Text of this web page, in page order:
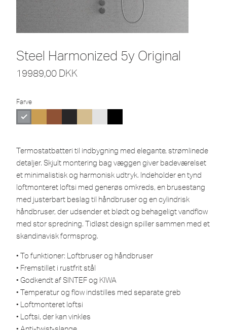
Steel Harmonized 5y Original
19989,00 DKK
Farve
Termostatbatteri til indbygning med elegante, strømlinede
detaljer. Skjult montering bag væggen giver badeværelset
et minimalistisk og harmonisk udtryk. Indeholder en tynd
loftmonteret loftsi med generøs omkreds, en brusestang
med justerbart beslag til håndbruser og en cylindrisk
håndbruser, der udsender et blødt og behageligt vandflow
med stor spredning. Tidløst design spiller sammen med et
skandinavisk formsprog.
• To funktioner: Loftbruser og håndbruser
• Fremstillet i rustfrit stål
• Godkendt af SINTEF og KIWA
• Temperatur og flow indstilles med separate greb
• Loftmonteret loftsi
• Loftsi, der kan vinkles